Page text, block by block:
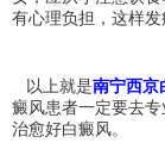
有心理负担，这样发
以上就是南宁西京
癜风患者一定要去
治愈好白癜风。